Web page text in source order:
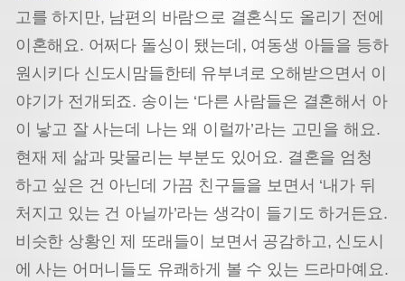
고를 하지만, 남편의 바람으로 결혼식도 올리기 전에
이혼해요. 어쩌다 돌싱이 됐는데, 여동생 아들을 등하
원시키다 신도시맘들한테 유부녀로 오해받으면서 이
야기가 전개되죠. 송이는 ‘다른 사람들은 결혼해서 아
이 낳고 잘 사는데 나는 왜 이럴까’라는 고민을 해요.
현재 제 삶과 맞물리는 부분도 있어요. 결혼을 엄청
하고 싶은 건 아닌데 가끔 친구들을 보면서 ‘내가 뒤
처지고 있는 건 아닐까’라는 생각이 들기도 하거든요.
비슷한 상황인 제 또래들이 보면서 공감하고, 신도시
에 사는 어머니들도 유쾌하게 볼 수 있는 드라마예요.